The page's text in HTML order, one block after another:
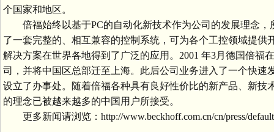
个国家和地区。
倍福始终以基于PC的自动化新技术作为公司的发展理念
了一套完整的、相互兼容的控制系统，可为各个工控领域提
解决方案在世界各地得到了广泛的应用。2001 年3月德国倍福
司，并将中国区总部迁至上海。此后公司业务进入了一个快
设立了办事处。随着倍福各种具有良好性价比的新产品、新
的理念已被越来越多的中国用户所接受。
更多新闻请浏览：http://www.beckhoff.com.cn/cn/press/